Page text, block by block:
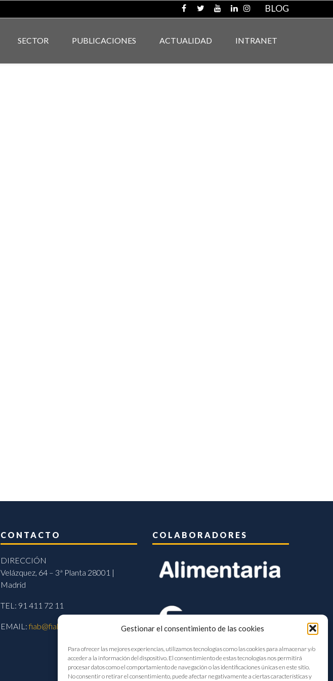
Gestionar el consentimiento de las cookies
Para ofrecer las mejores experiencias, utilizamos tecnologías como las cookies para almacenar y/o
acceder a la información del dispositivo. El consentimiento de estas tecnologías nos permitirá
procesar datos como el comportamiento de navegación o las identificaciones únicas en este sitio.
No consentir o retirar el consentimiento, puede afectar negativamente a ciertas características y
BLOG
SECTOR PUBLICACIONES ACTUALIDAD INTRANET
CONTACTO
DIRECCIÓN
Velázquez, 64 – 3ª Planta 28001 |
Madrid
TEL: 91 411 72 11
EMAIL:fiab@fiab.es
COLABORADORES